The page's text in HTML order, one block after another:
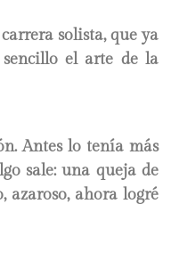
solista, que ya
el arte de la
Antes lo tenía más
sale: una queja de
azaroso, ahora logré